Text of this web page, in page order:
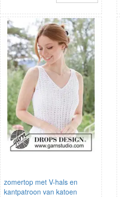
zomertop met V-hals en
kantpatroon van katoen